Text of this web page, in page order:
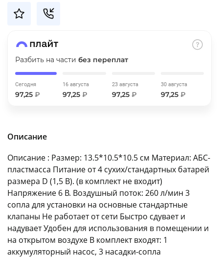
Разбить на части без переплат
Сегодня
97,25 ₽
16 августа
97,25₽
23 августа
97,25 ₽
30 августа
97,25 ₽
Описание
Описание : Размер: 13.5*10.5*10.5 см Материал: АБС-
пластмасса Питание от 4 сухих/стандартных батарей
размера D (1,5 В). (в комплект не входит)
Напряжение 6 B. Воздушный поток: 260 л/мин 3
сопла для установки на основные стандартные
клапаны Не работает от сети Быстро сдувает и
надувает Удобен для использования в помещении и
на открытом воздухе В комплект входят: 1
аккумуляторный насос, 3 насадки-сопла
об оплате Плайтом
раз в 2
недели
Остались вопросы?
plait.ru